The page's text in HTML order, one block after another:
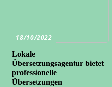
18/10/2022
Lokale
Übersetzungsagentur bietet
professionelle
Übersetzungen